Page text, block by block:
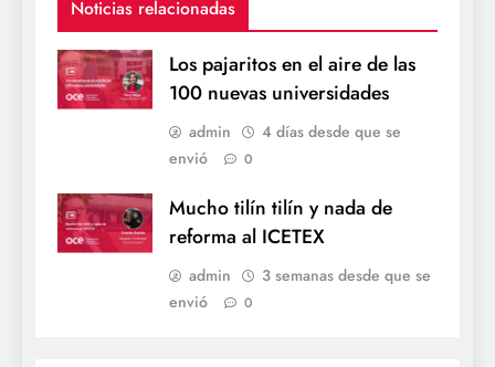
Noticias relacionadas
Los pajaritos en el aire de las
100 nuevas universidades
admin
4 días desde que se
envió
0
Mucho tilín tilín y nada de
reforma al ICETEX
admin
3 semanas desde que se
envió
0